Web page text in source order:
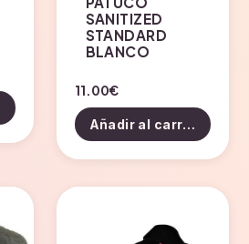
SANITIZED
STANDARD
BLANCO
11.00€
Añadir al carrito